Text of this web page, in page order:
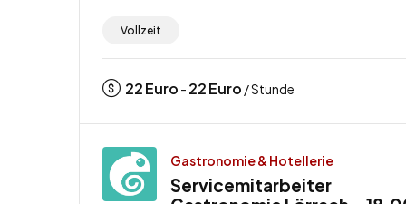
Vollzeit
22Euro - 22Euro / Stunde
Gastronomie & Hotellerie
Servicemitarbeiter